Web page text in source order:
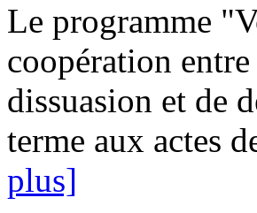
Le programme
coopération
dissuasion et de
terme aux actes
plus]